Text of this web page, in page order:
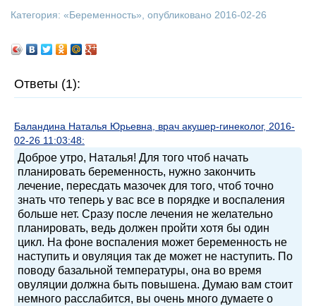
Категория: «Беременность», опубликовано 2016-02-26
Ответы (1):
Баландина Наталья Юрьевна, врач акушер-гинеколог, 2016-
02-26 11:03:48:
Доброе утро, Наталья! Для того чтоб начать
планировать беременность, нужно закончить
лечение, пересдать мазочек для того, чтоб точно
знать что теперь у вас все в порядке и воспаления
больше нет. Сразу после лечения не желательно
планировать, ведь должен пройти хотя бы один
цикл. На фоне воспаления может беременность не
наступить и овуляция так де может не наступить. По
поводу базальной температуры, она во время
овуляции должна быть повышена. Думаю вам стоит
немного расслабится, вы очень много думаете о